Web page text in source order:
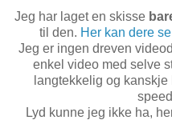
Jeg har laget en skisse
til den. Her kan dere
Jeg er ingen dreven
enkel video med selve
langtekkelig og
Lyd kunne jeg ikke ha,